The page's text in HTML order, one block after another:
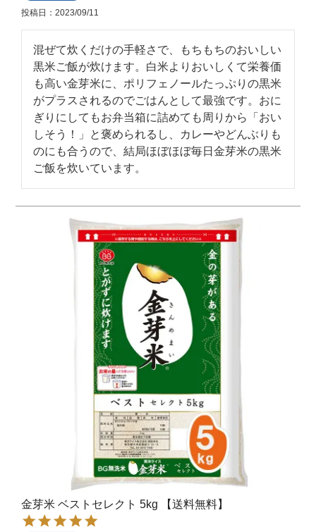
投稿日 2023/09/11
混ぜて炊くだけの手軽さで、もちもちのおいしい
黒米ご飯が炊けます。白米よりおいしくて栄養価
も高い金芽米に、ポリフェノールたっぷりの黒米
がプラスされるのでごはんとして最強です。おに
ぎりにしてもお弁当箱に詰めても周りから「おい
しそう！」と褒められるし、カレーやどんぶりも
のにも合うので、結局ほぼほぼ毎日金芽米の黒米
ご飯を炊いています。
金芽米 ベストセレクト 5kg 【送料無料】